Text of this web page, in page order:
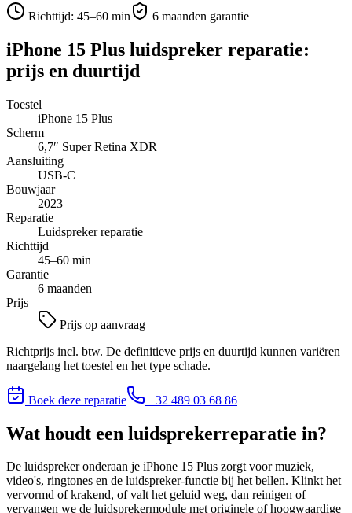
Richttijd: 45–60 min 6 maanden garantie
iPhone 15 Plus luidspreker reparatie:
prijs en duurtijd
Toestel
iPhone 15 Plus
Scherm
6,7″ Super Retina XDR
Aansluiting
USB-C
Bouwjaar
2023
Reparatie
Luidspreker reparatie
Richttijd
45–60 min
Garantie
6 maanden
Prijs
Prijs op aanvraag
Richtprijs incl. btw. De definitieve prijs en duurtijd kunnen variëren
naargelang het toestel en het type schade.
Boek deze reparatie +32 489 03 68 86
Wat houdt een luidsprekerreparatie in?
De luidspreker onderaan je iPhone 15 Plus zorgt voor muziek,
video's, ringtones en de luidspreker-functie bij het bellen. Klinkt het
vervormd of krakend, of valt het geluid weg, dan reinigen of
vervangen we de luidsprekermodule met originele of hoogwaardige